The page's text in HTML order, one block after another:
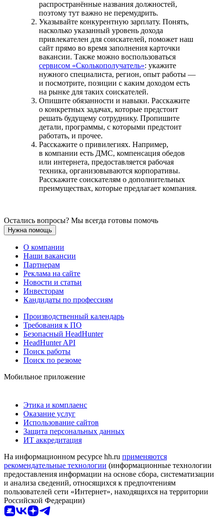
распространённые названия должностей,
поэтому тут важно не перемудрить.
Указывайте конкурентную зарплату. Понять,
насколько указанный уровень дохода
привлекателен для соискателей, поможет наш
сайт прямо во время заполнения карточки
вакансии. Также можно воспользоваться
сервисом «Сколькополучатель»: укажите
нужного специалиста, регион, опыт работы —
и посмотрите, позиции с каким доходом есть
на рынке для таких соискателей.
Опишите обязанности и навыки. Расскажите
о конкретных задачах, которые предстоит
решать будущему сотруднику. Пропишите
детали, программы, с которыми предстоит
работать, и прочее.
Расскажите о привилегиях. Например,
в компании есть ДМС, компенсация обедов
или интернета, предоставляется рабочая
техника, организовываются корпоративы.
Расскажите соискателям о дополнительных
преимуществах, которые предлагает компания.
Остались вопросы? Мы всегда готовы помочь
Нужна помощь
О компании
Наши вакансии
Партнерам
Реклама на сайте
Новости и статьи
Инвесторам
Кандидаты по профессиям
Производственный календарь
Требования к ПО
Безопасный HeadHunter
HeadHunter API
Поиск работы
Поиск по резюме
Мобильное приложение
Этика и комплаенс
Оказание услуг
Использование сайтов
Защита персональных данных
ИТ аккредитация
На информационном ресурсе hh.ru применяются
рекомендательные технологии (информационные технологии
предоставления информации на основе сбора, систематизации
и анализа сведений, относящихся к предпочтениям
пользователей сети «Интернет», находящихся на территории
Российской Федерации)